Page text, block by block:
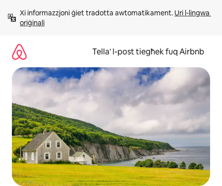
għall-
kontenut
Xi informazzjoni ġiet tradotta awtomatikament. Uri l-lingwa
oriġinali
Tella' l-post tiegħek fuq Airbnb